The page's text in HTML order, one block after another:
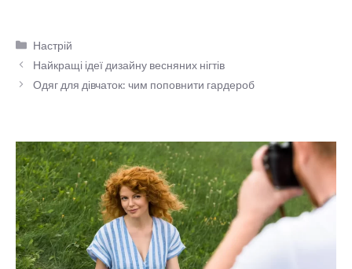
Категорії
Настрій
Найкращі ідеї дизайну весняних нігтів
Одяг для дівчаток: чим поповнити гардероб